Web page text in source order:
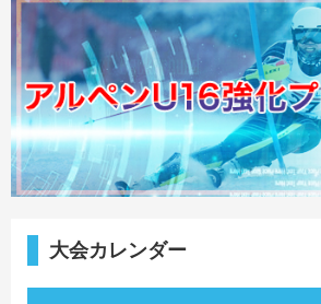
大会カレンダー